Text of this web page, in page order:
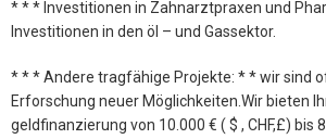
* * * Investitionen in Zahnarztpraxen und
Investitionen in den öl – und Gassektor.
* * * Andere tragfähige Projekte: * * wir sind
Erforschung neuer Möglichkeiten.Wir bieten
geldfinanzierung von 10.000 € ( $ , CHF,£) bis